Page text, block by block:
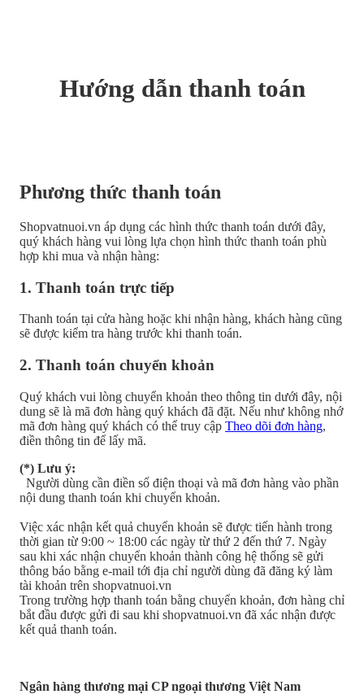
Hướng dẫn thanh toán
Phương thức thanh toán
Shopvatnuoi.vn áp dụng các hình thức thanh toán dưới đây,
quý khách hàng vui lòng lựa chọn hình thức thanh toán phù
hợp khi mua và nhận hàng:
1. Thanh toán trực tiếp
Thanh toán tại cửa hàng hoặc khi nhận hàng, khách hàng cũng
sẽ được kiểm tra hàng trước khi thanh toán.
2. Thanh toán chuyển khoản
Quý khách vui lòng chuyển khoản theo thông tin dưới đây, nội
dung sẽ là mã đơn hàng quý khách đã đặt. Nếu như không nhớ
mã đơn hàng quý khách có thể truy cập Theo dõi đơn hàng,
điền thông tin để lấy mã.
(*) Lưu ý:
Người dùng cần điền số điện thoại và mã đơn hàng vào phần
nội dung thanh toán khi chuyển khoản.
Việc xác nhận kết quả chuyển khoản sẽ được tiến hành trong
thời gian từ 9:00 ~ 18:00 các ngày từ thứ 2 đến thứ 7. Ngày
sau khi xác nhận chuyển khoản thành công hệ thống sẽ gửi
thông báo bằng e-mail tới địa chỉ người dùng đã đăng ký làm
tài khoản trên shopvatnuoi.vn
Trong trường hợp thanh toán bằng chuyển khoản, đơn hàng chỉ
bắt đầu được gửi đi sau khi shopvatnuoi.vn đã xác nhận được
kết quả thanh toán.
Ngân hàng thương mại CP ngoại thương Việt Nam